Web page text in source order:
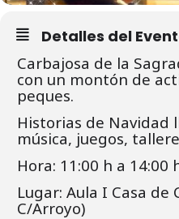
Detalles del
Carbajosa de la
con un montón de
peques.
Historias de Navidad
música, juegos,
Hora: 11:00 h a 14:00
Lugar: Aula I Casa
C/Arroyo)